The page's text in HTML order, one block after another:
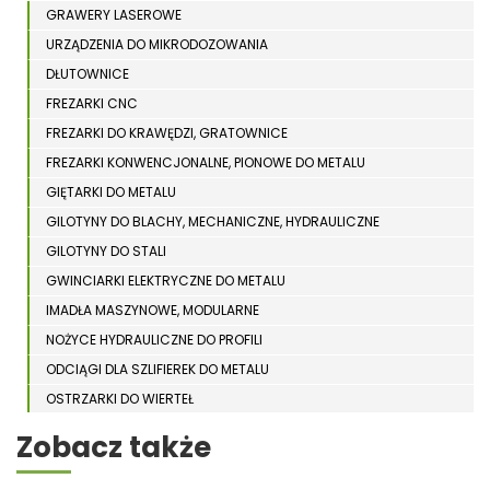
GRAWERY LASEROWE
URZĄDZENIA DO MIKRODOZOWANIA
DŁUTOWNICE
FREZARKI CNC
FREZARKI DO KRAWĘDZI, GRATOWNICE
FREZARKI KONWENCJONALNE, PIONOWE DO METALU
GIĘTARKI DO METALU
GILOTYNY DO BLACHY, MECHANICZNE, HYDRAULICZNE
GILOTYNY DO STALI
GWINCIARKI ELEKTRYCZNE DO METALU
IMADŁA MASZYNOWE, MODULARNE
NOŻYCE HYDRAULICZNE DO PROFILI
ODCIĄGI DLA SZLIFIEREK DO METALU
OSTRZARKI DO WIERTEŁ
PIŁY TAŚMOWE DO METALU
Zobacz także